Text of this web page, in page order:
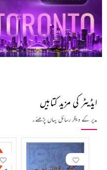
related to this ebook, please
us athaidar.ali@rekhta.org
ایڈیٹر کی مزید کتابیں
مدیر کے دیگر رسائل یہاں پڑھئے۔